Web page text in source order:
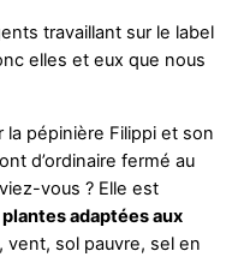
travaillant sur le label
elles et eux que nous
pépinière Filippi et son
d’ordinaire fermé au
vous ? Elle est
adaptées aux
vent, sol pauvre, sel en